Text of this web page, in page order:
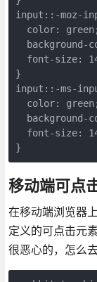
input::-moz-
  color: green;
background-
font-size:
}
input::-ms-
  color: green;
background-
font-size:
}
移动端可点
在移动端浏览器
定义的可点击元
很恶心的，怎么